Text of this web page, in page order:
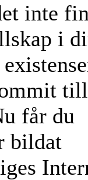
inte
i
får du
bildat